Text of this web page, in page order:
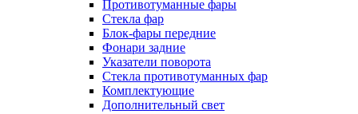
Противотуманные фары
Стекла фар
Блок-фары передние
Фонари задние
Указатели поворота
Стекла противотуманных фар
Комплектующие
Дополнительный свет